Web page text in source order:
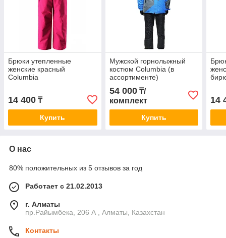
Брюки утепленные
женские красный
Columbia
14 400 ₸
Купить
Мужской горнолыжный
костюм Columbia (в
ассортименте)
54 000₸/
комплект
Купить
14
О нас
80% положительных из 5 отзывов за год
Работает с 21.02.2013
г. Алматы
пр.Райымбека, 206 А , Алматы, Казахстан
Контакты